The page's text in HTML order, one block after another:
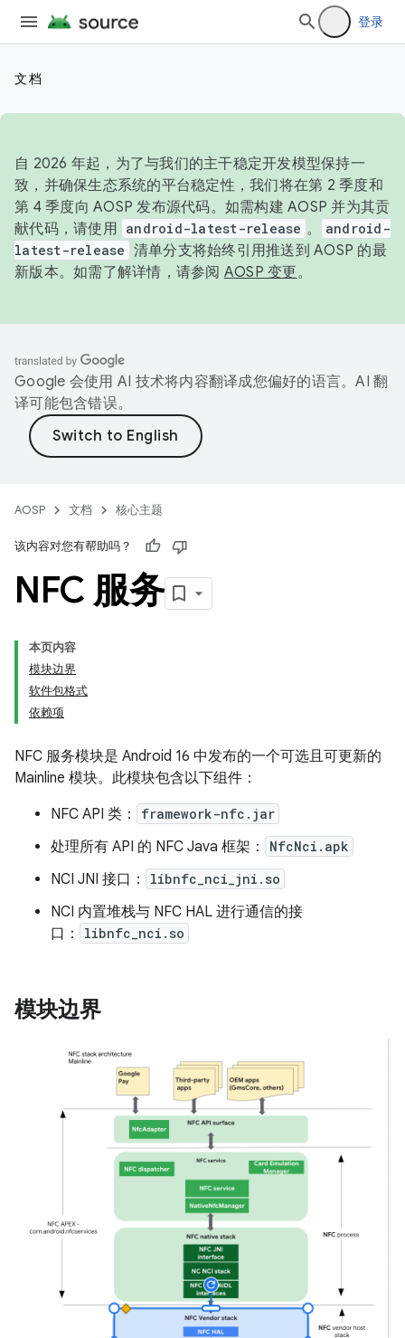
登录
文档
自 2026 年起，为了与我们的主干稳定开发模型保持一
致，并确保生态系统的平台稳定性，我们将在第 2 季度和
第 4 季度向 AOSP 发布源代码。如需构建 AOSP 并为其贡
献代码，请使用 android-latest-release 。
android-
latest-release 清单分支将始终引用推送到 AOSP 的最
新版本。如需了解详情，请参阅 AOSP 变更。
Google 会使用 AI 技术将内容翻译成您偏好的语言。AI 翻
译可能包含错误。
AOSP 文档 核心主题
该内容对您有帮助吗？
NFC 服务
本页内容
模块边界
软件包格式
依赖项
NFC 服务模块是 Android 16 中发布的一个可选且可更新的
Mainline 模块。此模块包含以下组件：
NFC API 类：
framework-nfc.jar
处理所有 API 的 NFC Java 框架： NfcNci.apk
NCI JNI 接口： libnfc_nci_jni.so
NCI 内置堆栈与 NFC HAL 进行通信的接
口：
libnfc_nci.so
模块边界